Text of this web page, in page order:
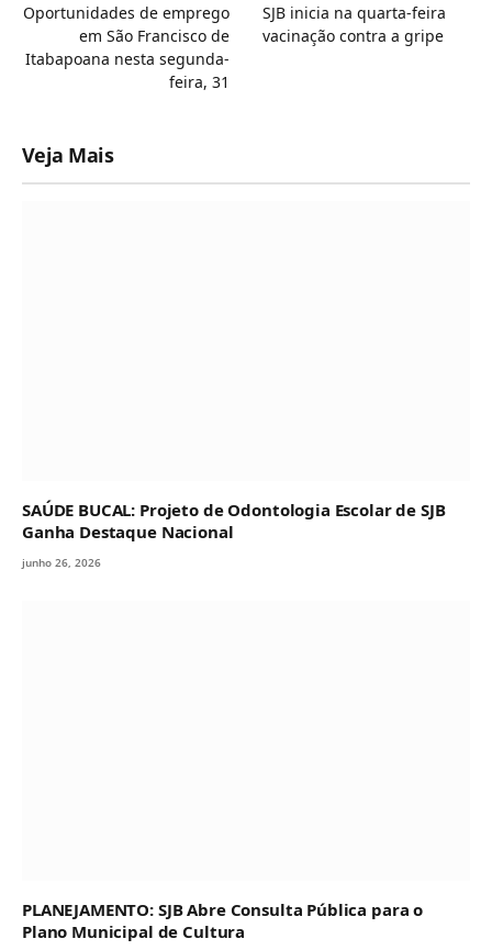
Oportunidades de emprego
em São Francisco de
Itabapoana nesta segunda-
feira, 31
SJB inicia na quarta-feira
vacinação contra a gripe
Veja Mais
SAÚDE BUCAL: Projeto de Odontologia Escolar de SJB
Ganha Destaque Nacional
junho 26, 2026
PLANEJAMENTO: SJB Abre Consulta Pública para o
Plano Municipal de Cultura